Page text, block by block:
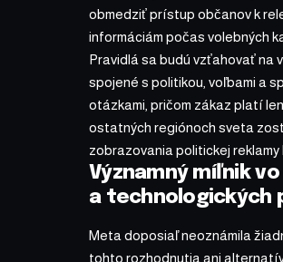
obmedziť prístup občanov k
informáciám počas volebných
Pravidlá sa budú vzťahovať na
spojené s politikou, voľbami a
otázkami, pričom zákaz platí
ostatných regiónoch sveta
zobrazovania politickej reklamy
Významný míľnik vo
a technologických
Meta doposiaľ neoznámila
tohto rozhodnutia ani